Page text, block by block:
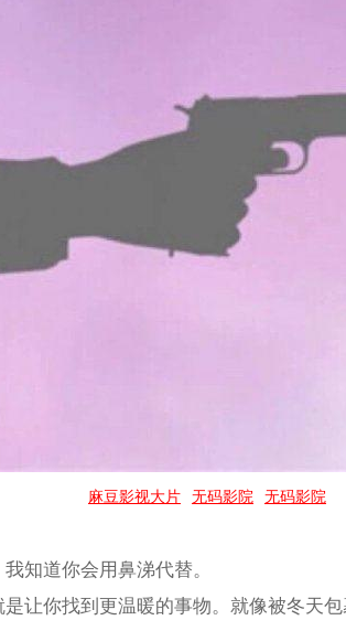
麻豆影视大片 无码影院 无码影院
知道你会用鼻涕代替。
让你找到更温暖的事物。就像被冬天